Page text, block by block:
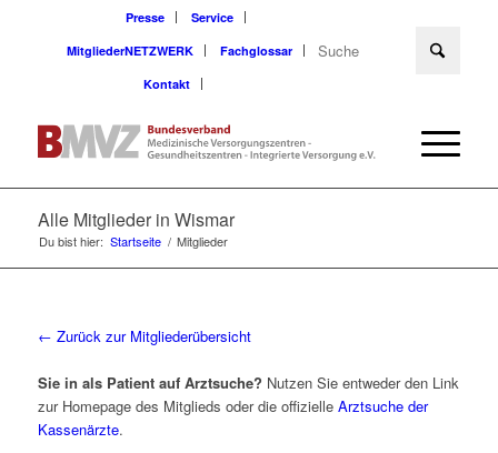
Presse
Service
MitgliederNETZWERK
Fachglossar
Kontakt
Alle Mitglieder in Wismar
Du bist hier: Startseite / Mitglieder
← Zurück zur Mitgliederübersicht
Sie in als Patient auf Arztsuche? Nutzen Sie entweder den Link
zur Homepage des Mitglieds oder die offizielle Arztsuche der
Kassenärzte.